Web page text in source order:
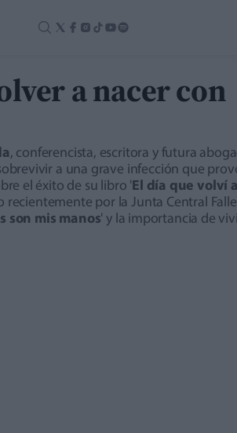
a nacer con
, conferencista, escritora y futura
a una grave infección que
el éxito de su libro 'El día que volví
por la Junta Central
son mis manos' y la importancia de